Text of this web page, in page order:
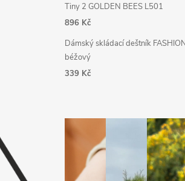
Tiny 2 GOLDEN BEES L501
896 Kč
Dámský skládací deštník
béžový
339 Kč